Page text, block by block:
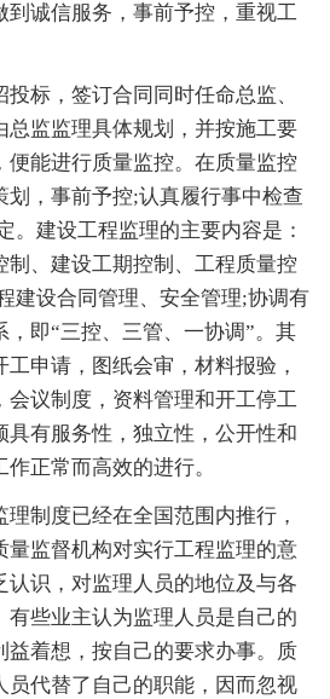
到诚信服务，事前予控，重视工
标，签订合同同时任命总监、
总监监理具体规划，并按施工要
便能进行质量监控。在质量监控
划，事前予控;认真履行事中检查
。建设工程监理的主要内容是：
制、建设工期控制、工程质量控
建设合同管理、安全管理;协调有
，即“三控、三管、一协调”。其
申请，图纸会审，材料报验，
会议制度，资料管理和开工停工
具有服务性，独立性，公开性和
正常而高效的进行。
理制度已经在全国范围内推行，
量监督机构对实行工程监理的意
认识，对监理人员的地位及与各
有些业主认为监理人员是自己的
益着想，按自己的要求办事。质
员代替了自己的职能，因而忽视